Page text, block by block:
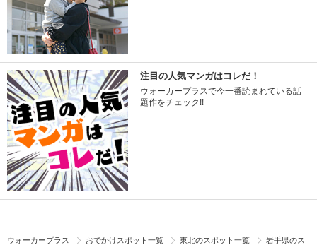
注目の人気マンガはコレだ！
ウォーカープラスで今一番読まれている話
題作をチェック!!
ウォーカープラス おでかけスポット一覧 東北のスポット一覧
岩手県のス